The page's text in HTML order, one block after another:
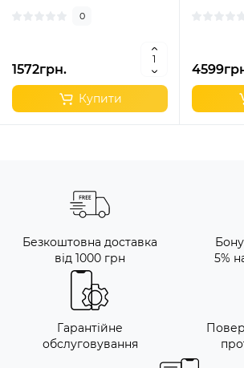
0
1572грн.
Купити
Безкоштовна доставка
від 1000 грн
5%
Гарантійне
обслуговування